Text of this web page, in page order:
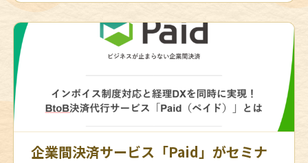
企業間決済サービス「Paid」がセミナ